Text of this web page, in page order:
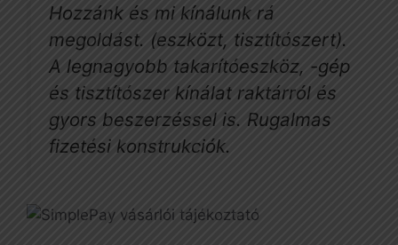
Hozzánk és mi kínálunk rá
megoldást. (eszközt, tisztítószert).
A legnagyobb takarítóeszköz, -gép
és tisztítószer kínálat raktárról és
gyors beszerzéssel is. Rugalmas
fizetési konstrukciók.